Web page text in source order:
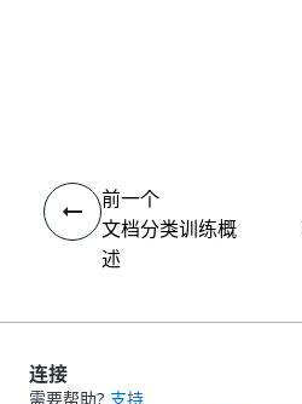
前一个
文档分类训练概
述
连接
需要帮助? 支持